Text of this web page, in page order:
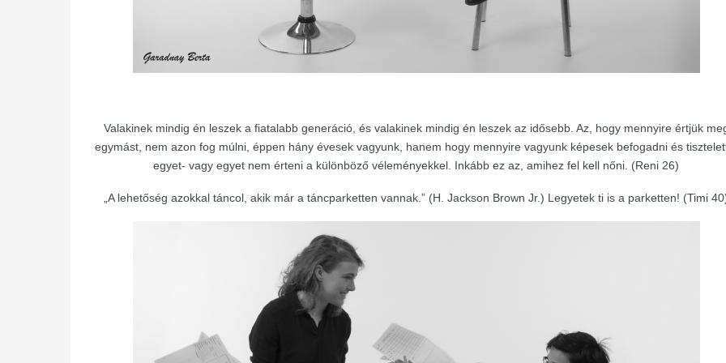
Valakinek mindig én leszek a fiatalabb generáció, és valakinek mindig én leszek az idősebb. Az, hogy mennyire értjük
egymást, nem azon fog múlni, éppen hány évesek vagyunk, hanem hogy mennyire vagyunk képesek befogadni és
egyet- vagy egyet nem érteni a különböző véleményekkel. Inkább ez az, amihez fel kell nőni. (Reni 26)
„A lehetőség azokkal táncol, akik már a táncparketten vannak.” (H. Jackson Brown Jr.) Legyetek ti is a parketten! (Timi